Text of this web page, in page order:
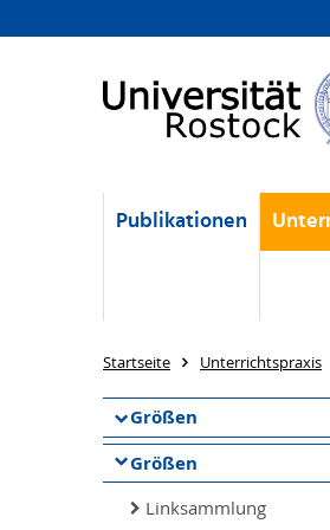
Publikationen
Startseite Unterrichtspraxis
Größen
Größen
Linksammlung